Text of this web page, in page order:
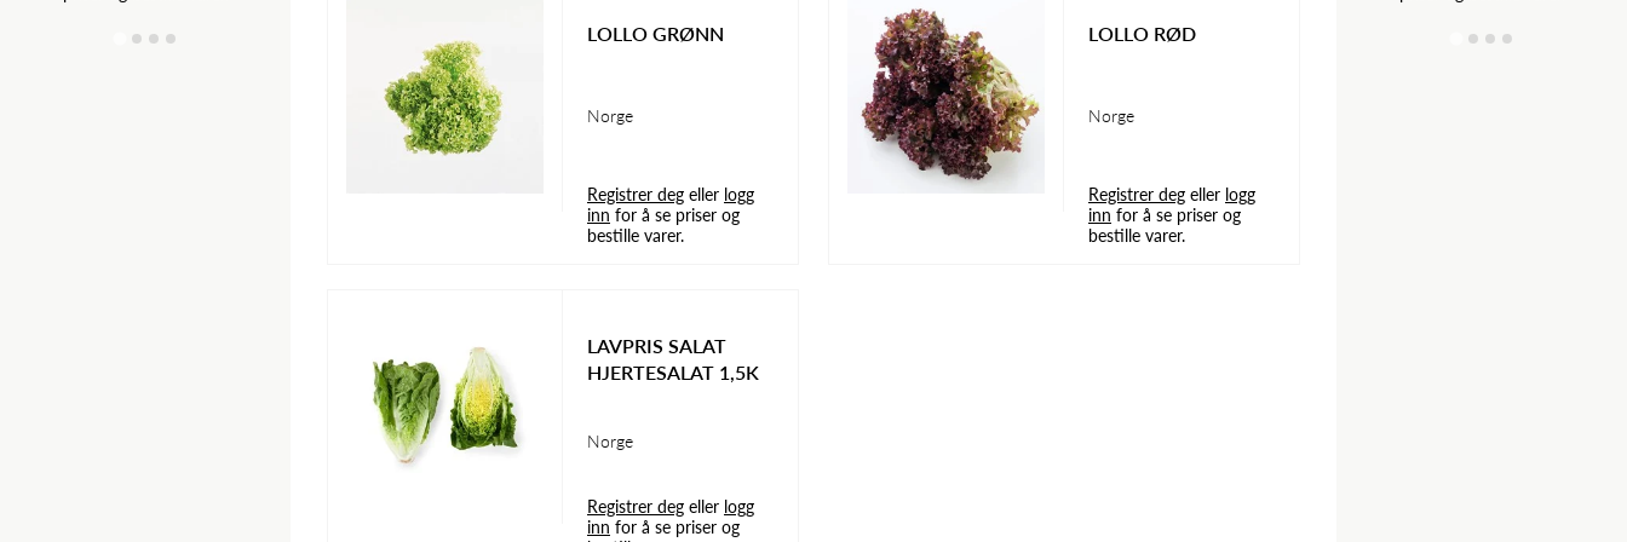
LOLLO GRØNN
Norge
Registrer deg eller logg
inn for å se priser og
bestille varer.
LOLLO RØD
Norge
Registrer deg eller logg
inn for å se priser og
bestille varer.
LAVPRIS SALAT
HJERTESALAT 1,5K
Norge
Registrer deg eller logg
inn for å se priser og